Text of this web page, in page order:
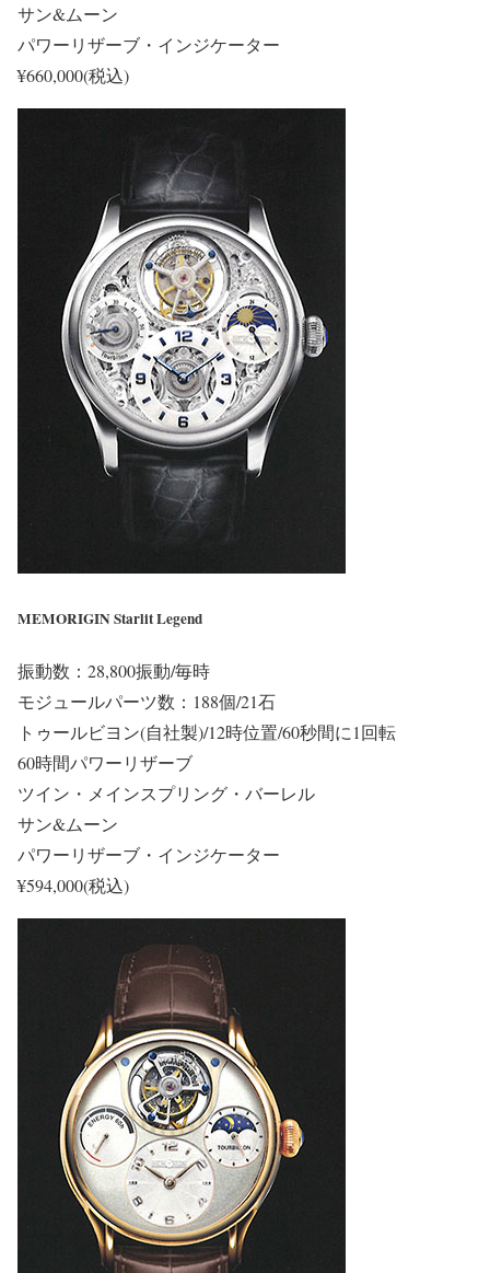
サン&ムーン
パワーリザーブ・インジケーター
¥660,000(税込)
MEMORIGIN Starlit Legend
振動数：28,800振動/毎時
モジュールパーツ数：188個/21石
トゥールビヨン(自社製)/12時位置/60秒間に1回転
60時間パワーリザーブ
ツイン・メインスプリング・バーレル
サン&ムーン
パワーリザーブ・インジケーター
¥594,000(税込)